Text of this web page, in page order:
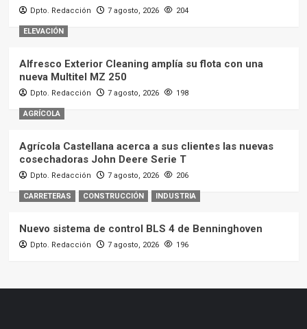
Dpto. Redacción 7 agosto, 2026 204
ELEVACIÓN
Alfresco Exterior Cleaning amplía su flota con una
nueva Multitel MZ 250
Dpto. Redacción 7 agosto, 2026 198
AGRÍCOLA
Agrícola Castellana acerca a sus clientes las nuevas
cosechadoras John Deere Serie T
Dpto. Redacción 7 agosto, 2026 206
CARRETERAS CONSTRUCCIÓN INDUSTRIA
Nuevo sistema de control BLS 4 de Benninghoven
Dpto. Redacción 7 agosto, 2026 196